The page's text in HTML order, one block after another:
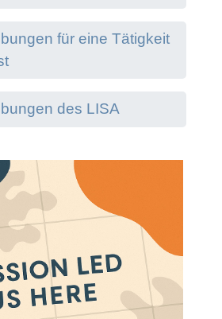
für eine Tätigkeit
des LISA